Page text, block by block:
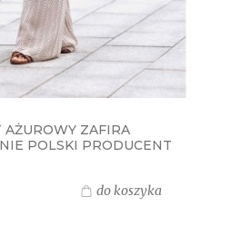
ZAFIRA
POLSKI PRODUCENT
do koszyka